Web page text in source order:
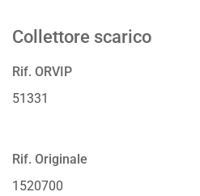
Collettore scarico
Rif. ORVIP
51331
Rif. Originale
1520700